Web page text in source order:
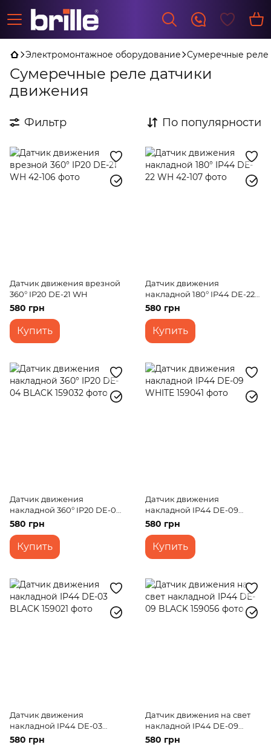
Электромонтажное оборудование Сумеречные реле
Сумеречные реле датчики
движения
Фильтр По популярности
Датчик движения врезной
360° IP20 DE-21 WH
580 грн
Купить
Датчик движения
накладной 180° IP44 DE-22
WH
580 грн
Купить
Датчик движения
накладной 360° IP20 DE-04
BLACK
580 грн
Купить
Датчик движения
накладной IP44 DE-09
WHITE
580 грн
Купить
Датчик движения
накладной IP44 DE-03
BLACK
580 грн
Датчик движения на свет
накладной IP44 DE-09
BLACK
580 грн